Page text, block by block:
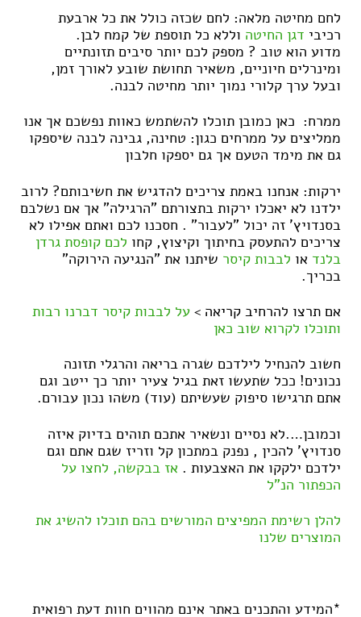
לחם מחיטה מלאה: לחם שכזה כולל את כל ארבעת
רכיבי דגן החיטה וללא כל תוספת של קמח לבן.
מדוע הוא טוב ? מספק לכם יותר סיבים תזונתיים
ומינרלים חיוניים, משאיר תחושת שובע לאורך זמן,
ובעל ערך קלורי נמוך יותר מחיטה לבנה.
ממרח: כאן כמובן תוכלו להשתמש כאוות נפשכם אך אנו
ממליצים על ממרחים כגון: טחינה, גבינה לבנה שיספקו
גם את מימד הטעם אך גם יספקו חלבון
ירקות: אנחנו באמת צריכים להדגיש את חשיבותם? לרוב
ילדנו לא יאכלו ירקות בתצורתם "הרגילה" אך אם נשלבם
בסנדויץ' זה יכול "לעבור" . חסכנו לכם ואתם אפילו לא
צריכים להתעסק בחיתוך וקיצוץ, קחו לכם קופסת גרדן
בלנד או לבבות קיסר שיתנו את "הנגיעה הירוקה"
בכריך.
אם תרצו להרחיב קריאה > על לבבות קיסר דברנו רבות
ותוכלו לקרוא שוב כאן
חשוב להנחיל לילדכם שגרה בריאה והרגלי תזונה
נכונים! ככל שתעשו זאת בגיל צעיר יותר כך ייטב וגם
אתם תרגישו סיפוק שעשיתם (עוד) משהו נכון עבורם.
וכמובן….לא נסיים ונשאיר אתכם תוהים בדיוק איזה
סנדויץ' להכין , נפנק במתכון קל וזריז שגם אתם וגם
ילדכם ילקקו את האצבעות . אז בבקשה, לחצו על
הכפתור הנ"ל
להלן רשימת המפיצים המורשים בהם תוכלו להשיג את
המוצרים שלנו
*המידע והתכנים באתר אינם מהווים חוות דעת רפואית